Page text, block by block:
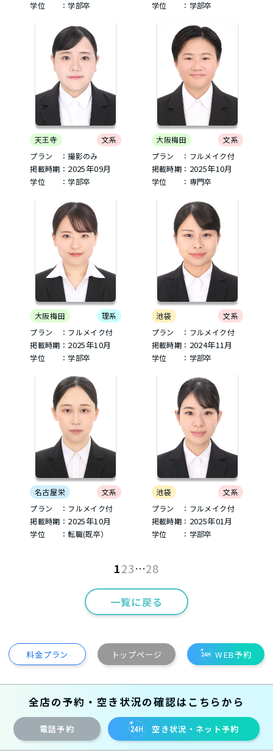
学位 ：学部卒 学位 ：学部卒
天王寺
文系
プラン ：撮影のみ
掲載時期： 2025年09月
学位 ：学部卒
大阪梅田
文系
プラン ：フルメイク付
掲載時期： 2025年10月
学位 ：専門卒
大阪梅田
理系
プラン ：フルメイク付
掲載時期： 2025年10月
学位 ：学部卒
池袋
文系
プラン ：フルメイク付
掲載時期： 2024年11月
学位 ：学部卒
名古屋栄
文系
プラン ：フルメイク付
掲載時期： 2025年10月
学位 ：転職(既卒）
池袋
文系
プラン ：フルメイク付
掲載時期： 2025年01月
学位 ：学部卒
123…28
一覧に戻る
料金プラン トップページ WEB予約
全店の予約・空き状況の確認はこちらから
電話予約 空き状況・ネット予約